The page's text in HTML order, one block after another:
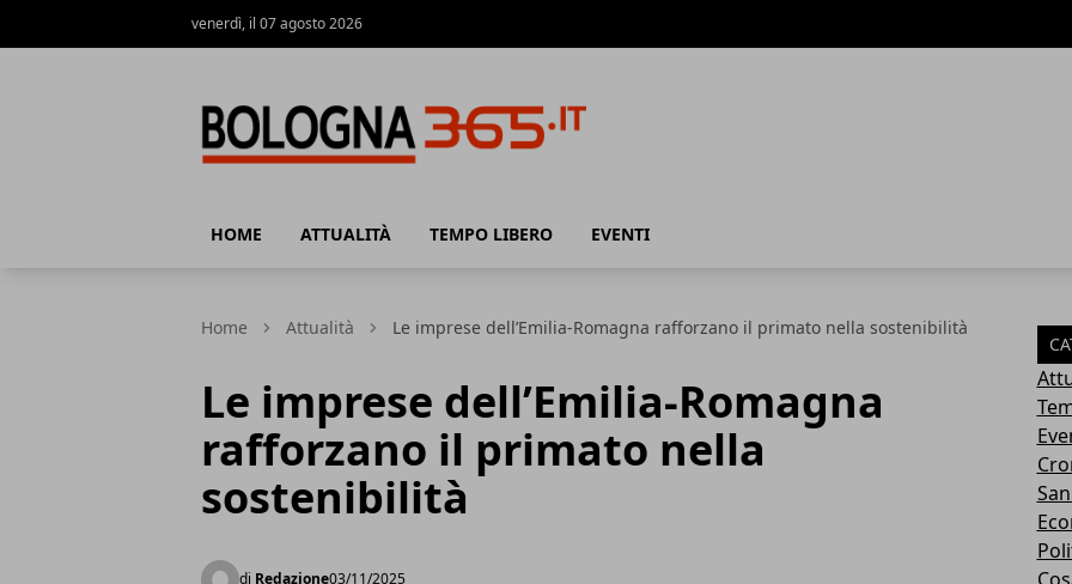
venerdì, il 07 agosto 2026
HOME ATTUALITÀ TEMPO LIBERO EVENTI
Home Attualità Le imprese dell’Emilia-Romagna rafforzano il primato nella sostenibilità
Le imprese dell’Emilia-Romagna
rafforzano il primato nella
sostenibilità
di Redazione03/11/2025